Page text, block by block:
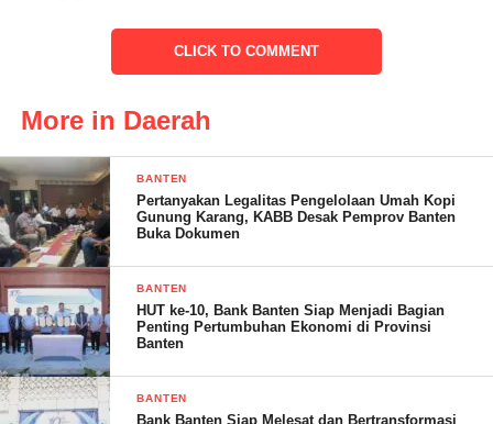
Kami sangat berharap setelah kita bentuk kepengurusan
pihak kelurahan itu sendiri untuk dikelola dengan baik dengan
terbentuknya Kelurahan Tangguh merupakan bagian dari
kepedulian kita kepada kelurahan itu sendiri dan
masyarakatnya,”pungkasnya
Tantowi
CLICK TO COMMENT
More in Daerah
BANTEN
Pertanyakan Legalitas Pengelolaan Umah Kopi
Gunung Karang, KABB Desak Pemprov Banten
Buka Dokumen
BANTEN
HUT ke-10, Bank Banten Siap Menjadi Bagian
Penting Pertumbuhan Ekonomi di Provinsi
Banten
BANTEN
Bank Banten Siap Melesat dan Bertransformasi